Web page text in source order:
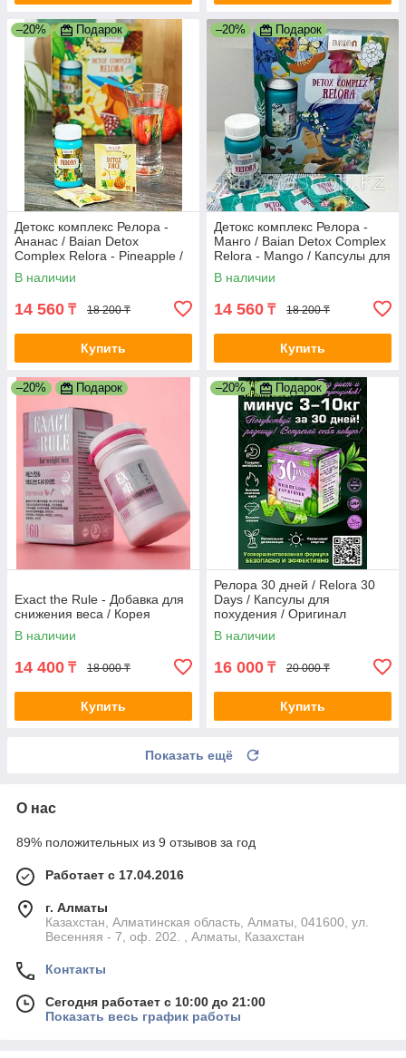
–20% Подарок
Детокс комплекс Релора -
Ананас / Baian Detox
Complex Relora - Pineapple /
Капсулы для похудения /
Оригинал
В наличии
14 560 ₸ 18 200 ₸
Купить
–20% Подарок
Детокс комплекс Релора -
Манго / Baian Detox Complex
Relora - Mango / Капсулы для
похудения / Оригинал
В наличии
14 560 ₸ 18 200 ₸
Купить
–20% Подарок
Exact the Rule - Добавка для
снижения веса / Корея
В наличии
14 400 ₸ 18 000 ₸
Купить
–20% Подарок
Релора 30 дней / Relora 30
Days / Капсулы для
похудения / Оригинал
В наличии
16 000 ₸ 20 000 ₸
Купить
Показать ещё
О нас
89% положительных из 9 отзывов за год
Работает с 17.04.2016
г. Алматы
Казахстан, Алматинская область, Алматы, 041600, ул.
Весенняя - 7, оф. 202. , Алматы, Казахстан
Контакты
Сегодня работает с 10:00 до 21:00
Показать весь график работы